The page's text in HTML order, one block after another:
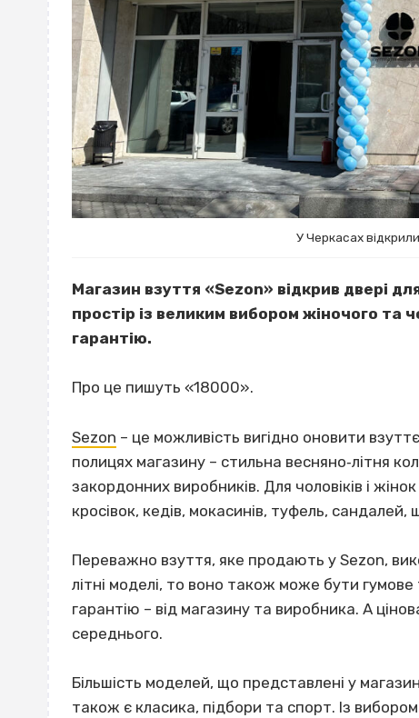
У Черкасах
Магазин взуття «Sezon» відкрив двері
простір із великим вибором жіночого та
гарантію.
Про це пишуть «18000».
Sezon – це можливість вигідно оновити
полицях магазину – стильна весняно‐літня
закордонних виробників. Для чоловіків і
кросівок, кедів, мокасинів, туфель, сандалей,
Переважно взуття, яке продають у Sezon,
літні моделі, то воно також може бути
гарантію – від магазину та виробника. А
середнього.
Більшість моделей, що представлені у
також є класика, підбори та спорт. Із